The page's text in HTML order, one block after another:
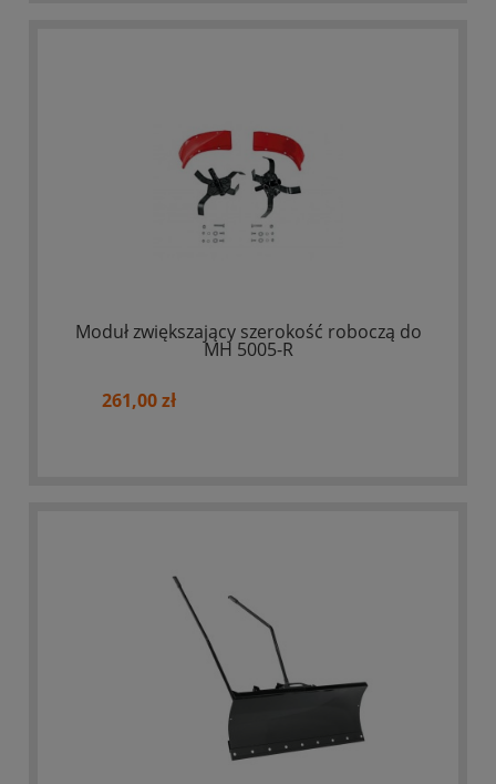
Moduł zwiększający szerokość roboczą do
MH 5005-R
261,00 zł